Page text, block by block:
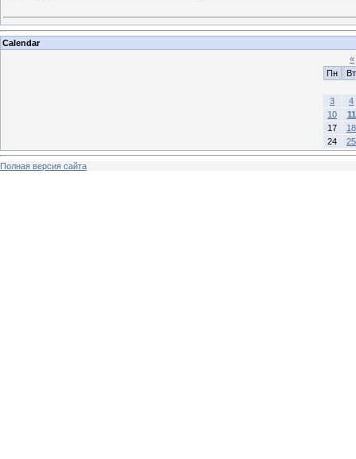
Calendar
«
Пн
Вт
3
4
10
11
17
18
24
25
Полная версия сайта